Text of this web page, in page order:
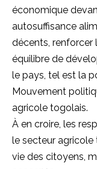
économique
autosuffisance
décents, renforcer
équilibre de
le pays, tel est la
Mouvement
agricole togolais.
À en croire, les
le secteur agricole
vie des citoyens,